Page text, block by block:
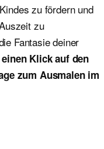
zu fördern und
zu
Fantasie deiner
Klick auf den
zum Ausmalen im